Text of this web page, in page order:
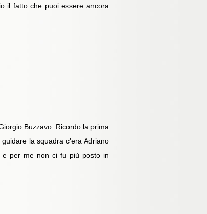
il fatto che puoi essere ancora
Buzzavo. Ricordo la prima
la squadra c'era Adriano
e per me non ci fu più posto in